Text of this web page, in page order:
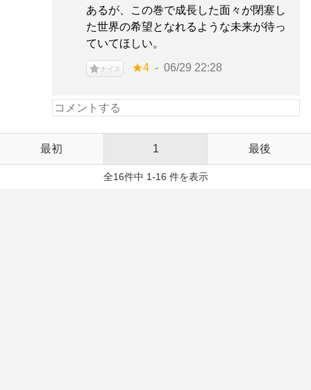
あるが、この巻で成長した面々が閉塞し
た世界の希望となれるような未来が待っ
ていてほしい。
ナイス ★4 06/29 22:28
最初 1 最後
全16件中 1-16 件を表示